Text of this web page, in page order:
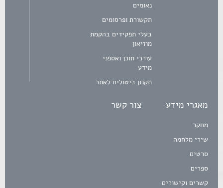
נאומים
תקשורת ופרסומים
בעלי תפקידים בהקמת
מוזיאון
עורכי תוכן ואספני
מידע
תקנון ביטולים לאתר
מאגרי מידע
מחקר
שירי מלחמה
סרטים
ספרים
קשרים וקישורים
צור קשר